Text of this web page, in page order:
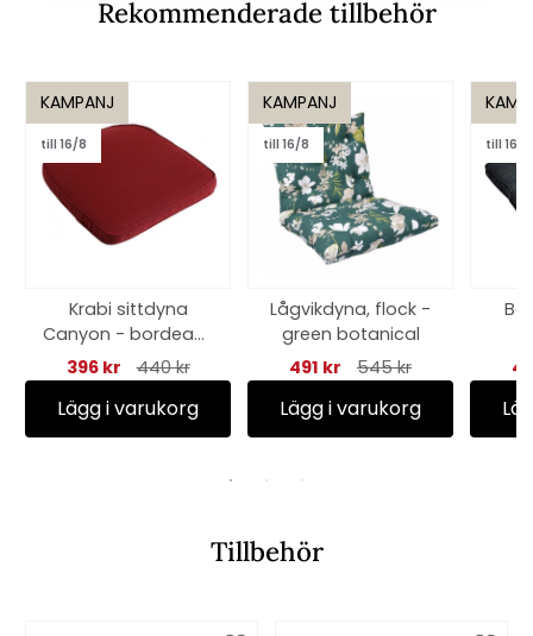
Rekommenderade tillbehör
KAMPANJ
till 16/8
Krabi sittdyna
Canyon - bordeaux
struktur
396 kr 440 kr
Lägg i varukorg
KAMPANJ
till 16/8
Lågvikdyna, flock -
green botanical
491 kr
545 kr
Lägg i varukorg
till 16/8
Tillbehör